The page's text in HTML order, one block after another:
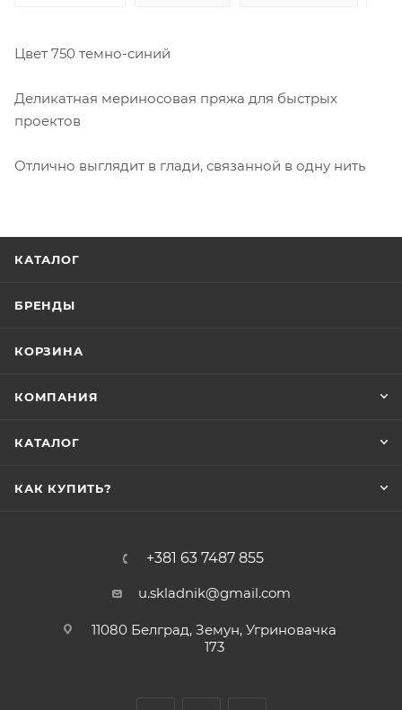
Цвет 750 темно-синий
Деликатная мериносовая пряжа для быстрых
проектов
Отлично выглядит в глади, связанной в одну нить
КАТАЛОГ
БРЕНДЫ
КОРЗИНА
КОМПАНИЯ
КАТАЛОГ
КАК КУПИТЬ?
+381 63 7487 855
u.skladnik@gmail.com
11080 Белград, Земун, Угриновачка
173